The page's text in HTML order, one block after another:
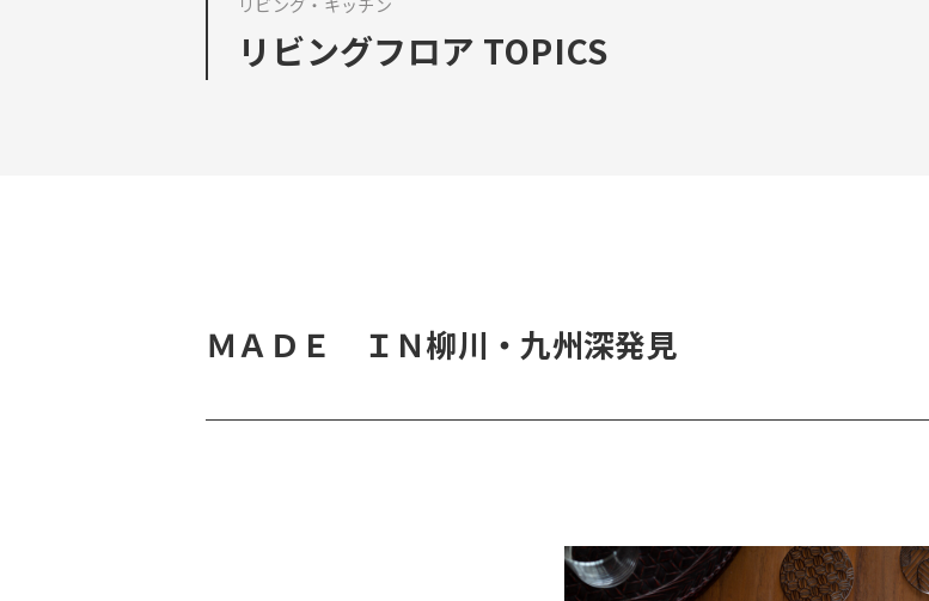
リビング・キッチン
リビングフロア TOPICS
ＭＡＤＥ ＩＮ柳川・九州深発見